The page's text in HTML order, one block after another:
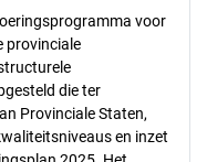
voor
provinciale
die ter
Provinciale Staten,
en inzet